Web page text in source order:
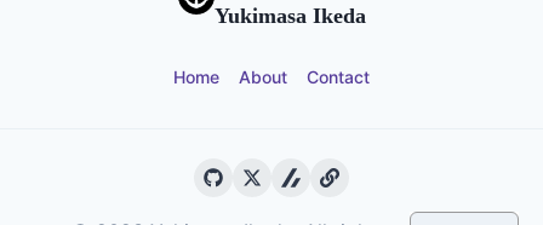
Yukimasa Ikeda
Home About Contact
GithubTwitterzennyukimasablog